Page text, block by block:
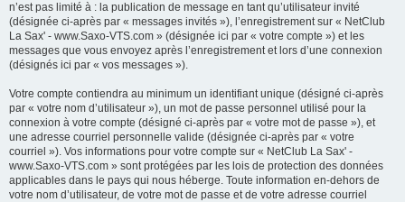
n’est pas limité à : la publication de message en tant qu’utilisateur invité
(désignée ci-après par « messages invités »), l’enregistrement sur « NetClub
La Sax' - www.Saxo-VTS.com » (désignée ici par « votre compte ») et les
messages que vous envoyez après l’enregistrement et lors d’une connexion
(désignés ici par « vos messages »).
Votre compte contiendra au minimum un identifiant unique (désigné ci-après
par « votre nom d’utilisateur »), un mot de passe personnel utilisé pour la
connexion à votre compte (désigné ci-après par « votre mot de passe »), et
une adresse courriel personnelle valide (désignée ci-après par « votre
courriel »). Vos informations pour votre compte sur « NetClub La Sax' -
www.Saxo-VTS.com » sont protégées par les lois de protection des données
applicables dans le pays qui nous héberge. Toute information en-dehors de
votre nom d’utilisateur, de votre mot de passe et de votre adresse courriel